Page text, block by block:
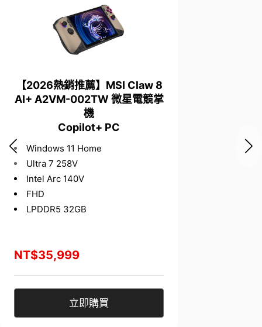
【2026熱銷推薦】MSI Claw 8
AI+ A2VM-002TW 微星電競掌
機
Copilot+ PC
Windows 11 Home
Ultra 7 258V
Intel Arc 140V
FHD
LPDDR5 32GB
NT$35,999
立即購買